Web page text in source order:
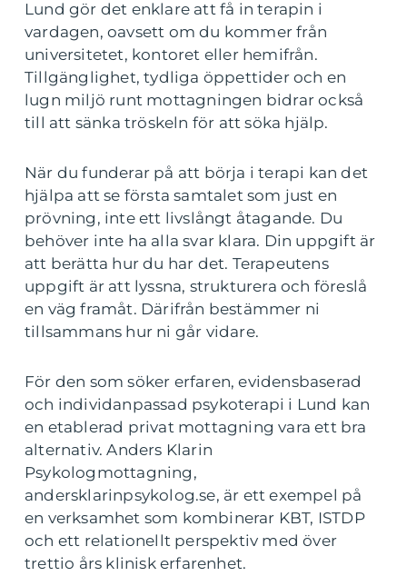
Lund gör det enklare att få in terapin i
vardagen, oavsett om du kommer från
universitetet, kontoret eller hemifrån.
Tillgänglighet, tydliga öppettider och en
lugn miljö runt mottagningen bidrar också
till att sänka tröskeln för att söka hjälp.
När du funderar på att börja i terapi kan det
hjälpa att se första samtalet som just en
prövning, inte ett livslångt åtagande. Du
behöver inte ha alla svar klara. Din uppgift är
att berätta hur du har det. Terapeutens
uppgift är att lyssna, strukturera och föreslå
en väg framåt. Därifrån bestämmer ni
tillsammans hur ni går vidare.
För den som söker erfaren, evidensbaserad
och individanpassad psykoterapi i Lund kan
en etablerad privat mottagning vara ett bra
alternativ. Anders Klarin
Psykologmottagning,
andersklarinpsykolog.se, är ett exempel på
en verksamhet som kombinerar KBT, ISTDP
och ett relationellt perspektiv med över
trettio års klinisk erfarenhet.